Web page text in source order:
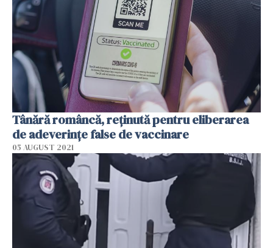
Tânără româncă, reţinută pentru eliberarea
de adeverințe false de vaccinare
05 AUGUST 2021